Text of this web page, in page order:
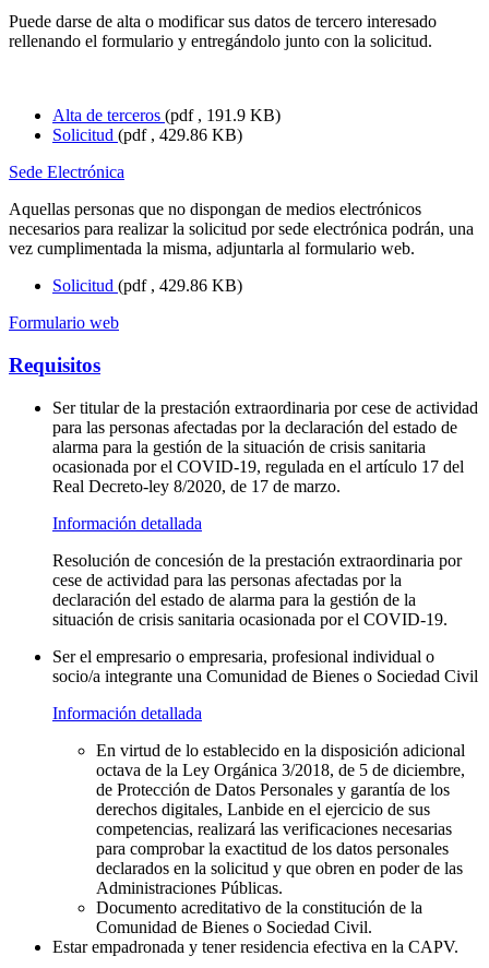
Puede darse de alta o modificar sus datos de tercero interesado
rellenando el formulario y entregándolo junto con la solicitud.
Alta de terceros (pdf , 191.9 KB)
Solicitud (pdf , 429.86 KB)
Sede Electrónica
Aquellas personas que no dispongan de medios electrónicos
necesarios para realizar la solicitud por sede electrónica podrán, una
vez cumplimentada la misma, adjuntarla al formulario web.
Solicitud (pdf , 429.86 KB)
Formulario web
Requisitos
Ser titular de la prestación extraordinaria por cese de actividad
para las personas afectadas por la declaración del estado de
alarma para la gestión de la situación de crisis sanitaria
ocasionada por el COVID-19, regulada en el artículo 17 del
Real Decreto-ley 8/2020, de 17 de marzo.
Información detallada
Resolución de concesión de la prestación extraordinaria por
cese de actividad para las personas afectadas por la
declaración del estado de alarma para la gestión de la
situación de crisis sanitaria ocasionada por el COVID-19.
Ser el empresario o empresaria, profesional individual o
socio/a integrante una Comunidad de Bienes o Sociedad Civil
Información detallada
En virtud de lo establecido en la disposición adicional
octava de la Ley Orgánica 3/2018, de 5 de diciembre,
de Protección de Datos Personales y garantía de los
derechos digitales, Lanbide en el ejercicio de sus
competencias, realizará las verificaciones necesarias
para comprobar la exactitud de los datos personales
declarados en la solicitud y que obren en poder de las
Administraciones Públicas.
Documento acreditativo de la constitución de la
Comunidad de Bienes o Sociedad Civil.
Estar empadronada y tener residencia efectiva en la CAPV.